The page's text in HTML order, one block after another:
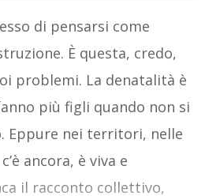
di pensarsi come
È questa, credo,
problemi. La denatalità è
più figli quando non si
Eppure nei territori, nelle
ancora, è viva e
il racconto collettivo,